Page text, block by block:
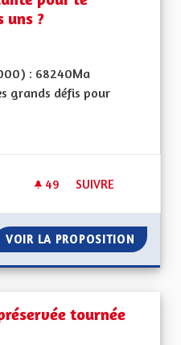
uns ?
: 68240Ma
grands défis pour
: Autres
49 49 ABONNÉS
SUIVRE
VOIR LA PROPOSITION UNE
tournée